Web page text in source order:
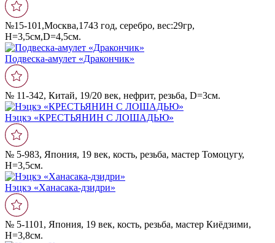
№15-101,Москва,1743 год, серебро, вес:29гр,
Н=3,5см,D=4,5см.
Подвеска-амулет «Дракончик»
№ 11-342, Китай, 19/20 век, нефрит, резьба, D=3см.
Нэцкэ «КРЕСТЬЯНИН С ЛОШАДЬЮ»
№ 5-983, Япония, 19 век, кость, резьба, мастер Томоцугу,
Н=3,5см.
Нэцкэ «Ханасака-дзидри»
№ 5-1101, Япония, 19 век, кость, резьба, мастер Киёдзими,
Н=3,8см.